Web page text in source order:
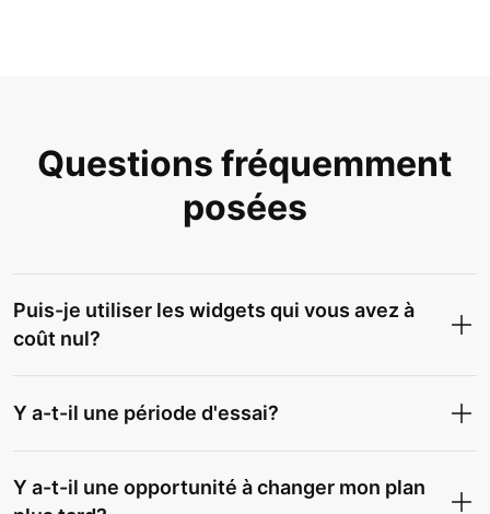
Questions fréquemment
posées
Puis-je utiliser les widgets qui vous avez à
coût nul?
Y a-t-il une période d'essai?
Y a-t-il une opportunité à changer mon plan